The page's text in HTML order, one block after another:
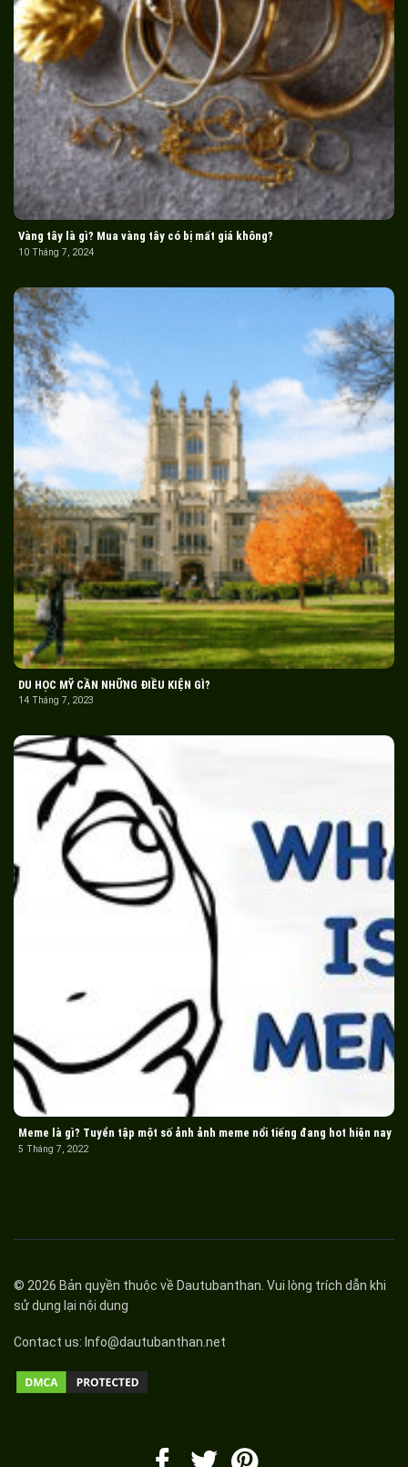
Vàng tây là gì? Mua vàng tây có bị mất giá không?
10 Tháng 7, 2024
DU HỌC MỸ CẦN NHỮNG ĐIỀU KIỆN GÌ?
14 Tháng 7, 2023
Meme là gì? Tuyển tập một số ảnh ảnh meme nổi tiếng đang hot hiện nay
5 Tháng 7, 2022
© 2026 Bản quyền thuộc về Dautubanthan . Vui lòng trích dẫn khi
sử dụng lại nội dung
Contact us: Info@dautubanthan.net